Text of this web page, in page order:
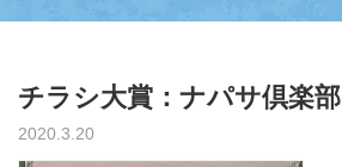
チラシ大賞：ナパサ倶楽部
2020.3.20